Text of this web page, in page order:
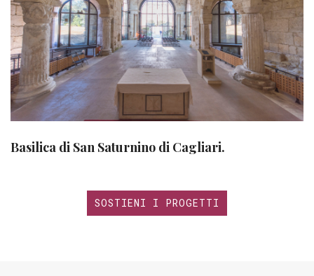
Basilica di San Saturnino di Cagliari.
SOSTIENI I PROGETTI